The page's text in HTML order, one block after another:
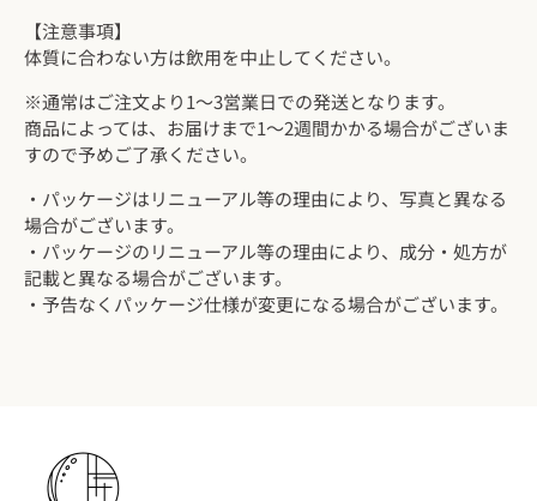
【注意事項】
体質に合わない方は飲用を中止してください。
※通常はご注文より1～3営業日での発送となります。
商品によっては、お届けまで1～2週間かかる場合がございま
すので予めご了承ください。
・ パッケージはリニューアル等の理由により、写真と異なる
場合がございます。
・ パッケージのリニューアル等の理由により、成分・処方が
記載と異なる場合がございます。
・予告なくパッケージ仕様が変更になる場合がございます。